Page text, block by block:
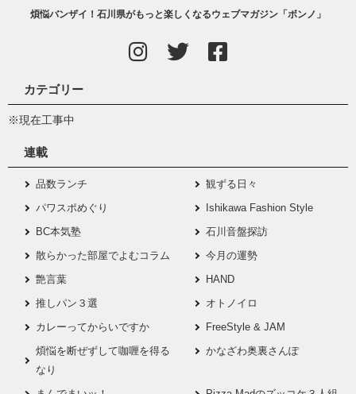
煩悩バンザイ！石川県がもっと楽しくなるウェブマガジン「ボンノ」
カテゴリー
※現在工事中
連載
品数ランチ
観ずる日々
パワスポめぐり
Ishikawa Fashion Style
BC本気塾
石川音盤探訪
散らかった部屋でよむコラム
今月の運勢
艶言葉
HAND
推しパン３選
オトノイロ
カレーってからいですか
FreeStyle & JAM
煩悩を断ぜずして咖喱を得る
なり
かなざわ奥裏さんぽ